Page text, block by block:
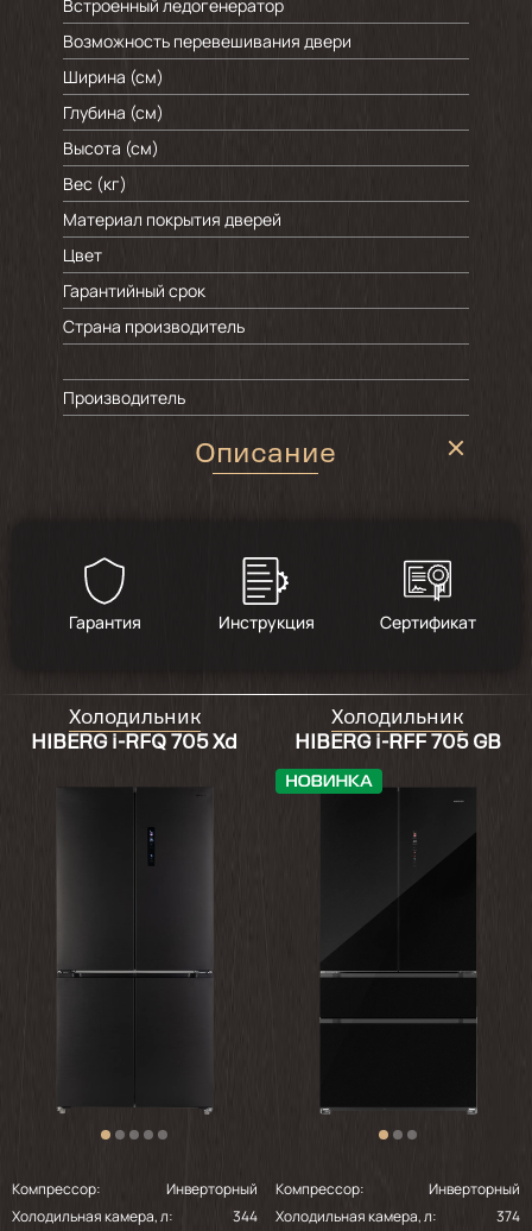
Встроенный ледогенератор
Возможность перевешивания двери
Ширина (см)
Глубина (см)
Высота (см)
Вес (кг)
Материал покрытия дверей
Цвет
Гарантийный срок
Страна производитель
Производитель
Описание
Гарантия Инструкция Сертификат
Холодильник
HIBERG i-RFQ 705 Xd
Компрессор:
Инверторный
Холодильная камера, л:
344
Холодильник
HIBERG i-RFF 705 GB
Компрессор:
Инверторный
Холодильная камера, л:
374